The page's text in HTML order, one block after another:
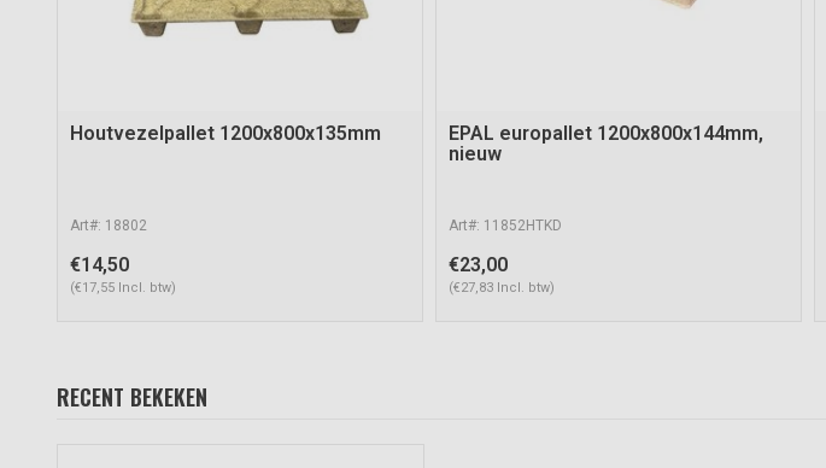
Houtvezelpallet 1200x800x135mm
Art#: 18802
€14,50
(€17,55 Incl. btw)
EPAL europallet 1200x800x144mm,
nieuw
Art#: 11852HTKD
€23,00
(€27,83 Incl. btw)
RECENT BEKEKEN